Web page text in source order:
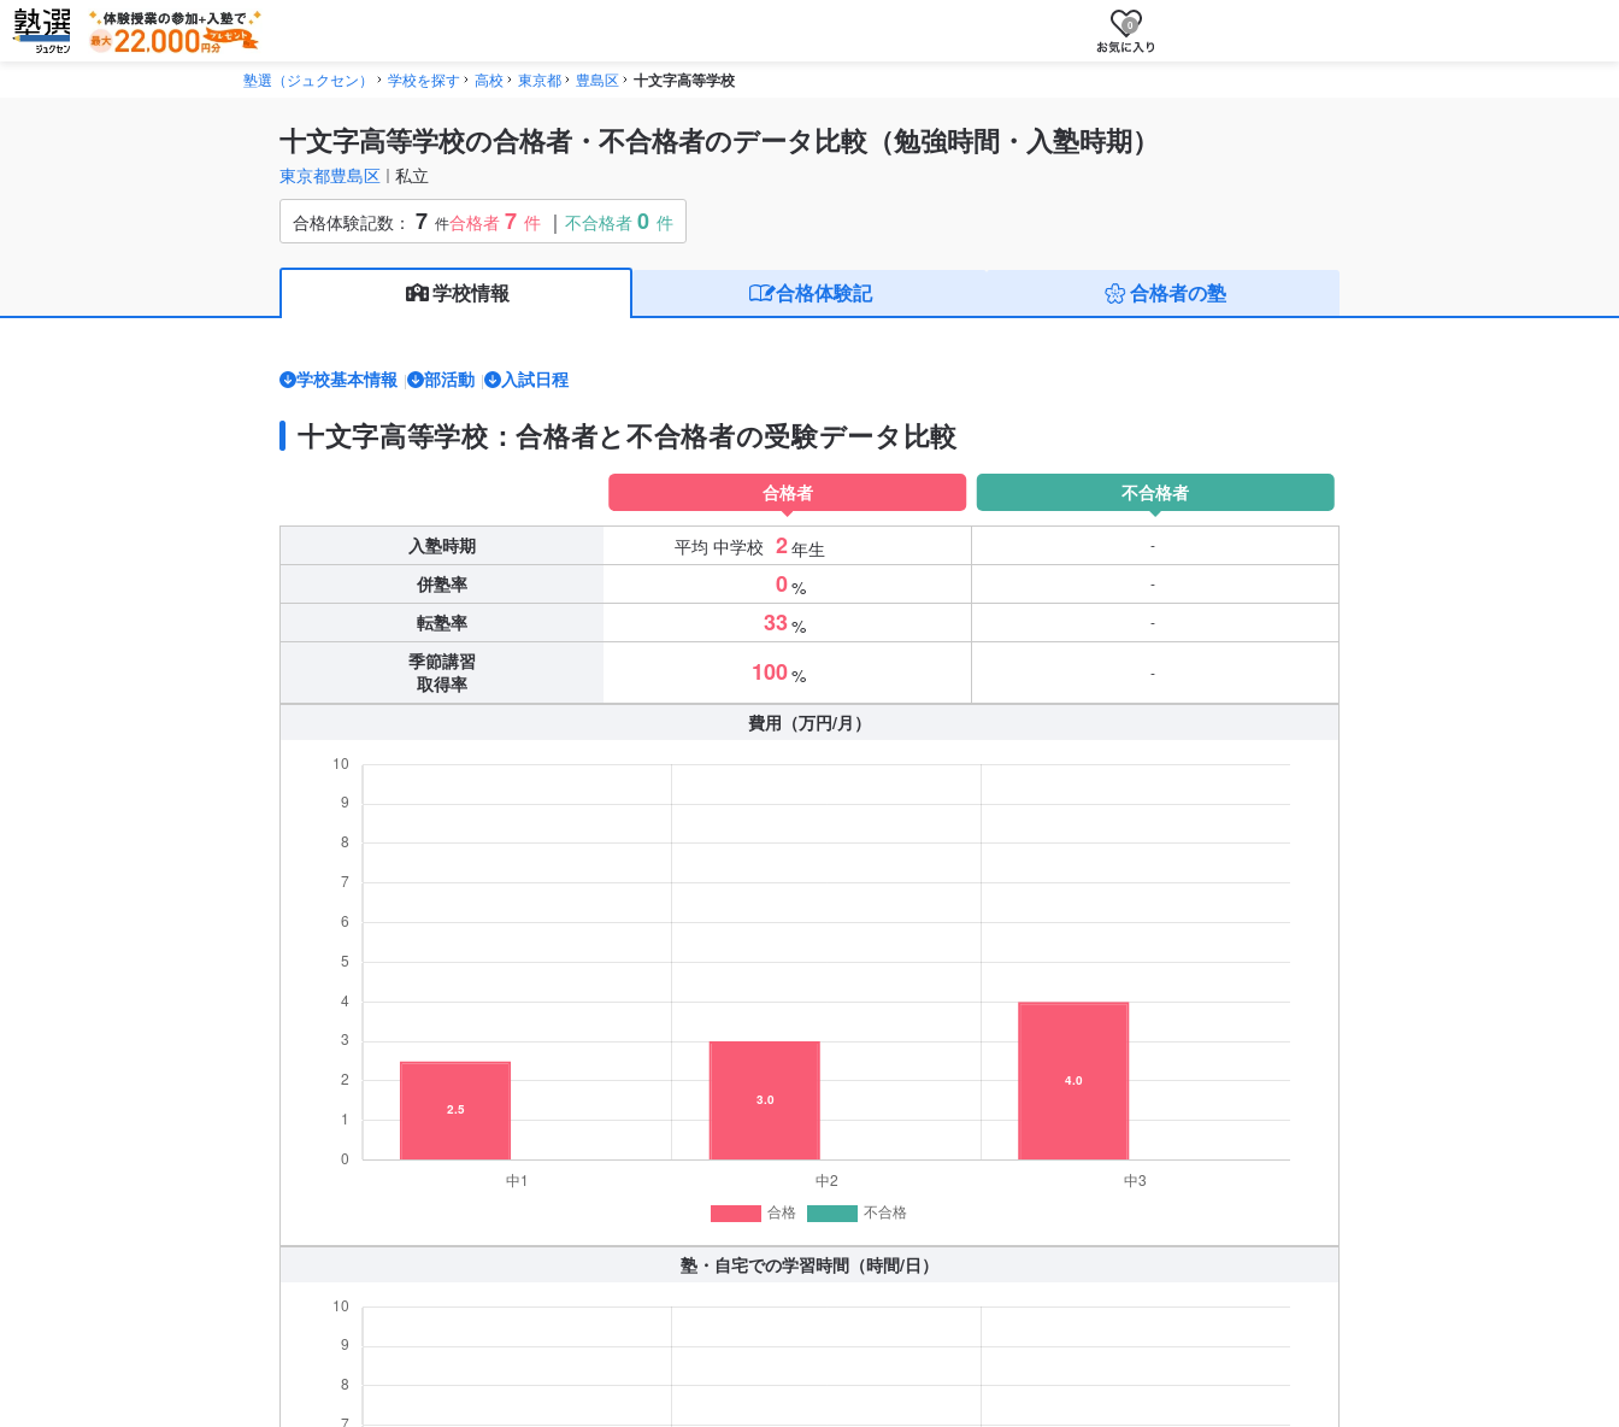
0
塾選（ジュクセン） 学校を探す 高校 東京都 豊島区 十文字高等学校
十文字高等学校の合格者・不合格者のデータ比較（勉強時間・入塾時期）
東京都豊島区 私立
合格体験記数： 7件合格者7件 不合格者0件
学校情報 合格体験記 合格者の塾
学校基本情報 部活動 入試日程
十文字高等学校：合格者と不合格者の受験データ比較
入塾時期
合格者
平均 中学校 2年生
不合格者
-
併塾率 0% -
転塾率 33% -
季節講習
取得率
100% -
費用（万円/月）
塾・自宅での学習時間（時間/日）